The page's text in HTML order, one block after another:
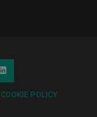
COOKIE POLICY